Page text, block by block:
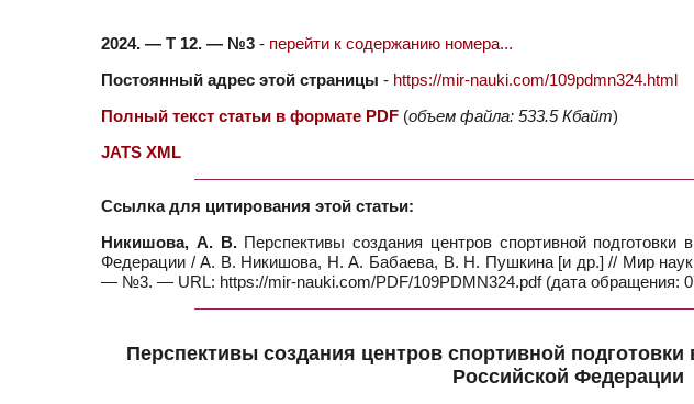
2024. — Т 12. — №3 - перейти к содержанию номера...
Постоянный адрес этой страницы - https://mir-nauki.com/109pdmn324.html
Полный текст статьи в формате PDF (объем файла: 533.5 Кбайт)
JATS XML
Ссылка для цитирования этой статьи:
Никишова, А. В.Перспективы создания центров спортивной подготовки
Федерации / А. В. Никишова, Н. А. Бабаева, В. Н. Пушкина [и др.] // Мир
— №3. — URL: https://mir-nauki.com/PDF/109PDMN324.pdf (дата обращения:
Перспективы создания центров спортивной подготовки
Российской Федерации